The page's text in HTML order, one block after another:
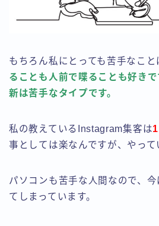
もちろん私にとっても苦手なこと
ることも人前で喋ることも好き
新は苦手なタイプです。
私の教えているInstagram集客は
事としては楽なんですが、やって
パソコンも苦手な人間なので、
てしまっています。